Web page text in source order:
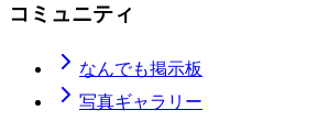
コミュニティ
なんでも掲示板
写真ギャラリー